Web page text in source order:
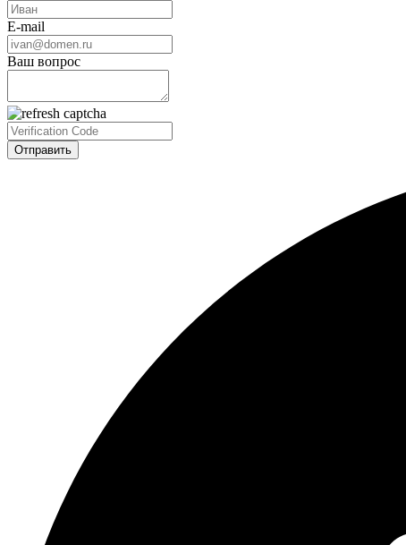
E-mail
Ваш вопрос